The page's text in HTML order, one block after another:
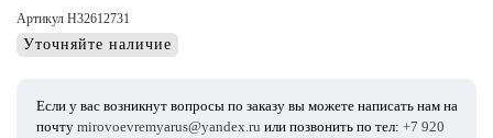
Артикул H32612731
Уточняйте наличие
Если у вас возникнут вопросы по заказу вы можете написать нам на
почту mirovoevremyarus@yandex.ru или позвонить по тел: +7 920